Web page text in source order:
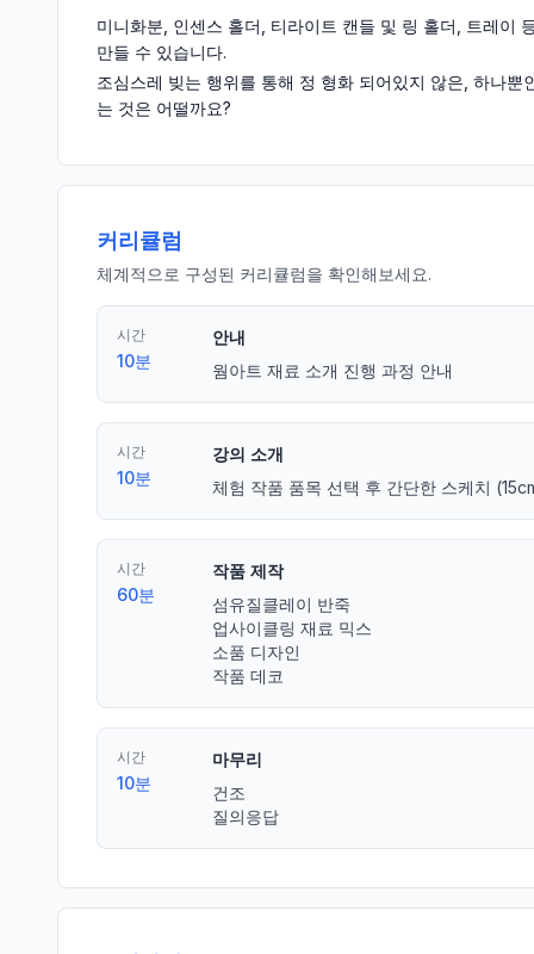
미니화분, 인센스 홀더, 티라이트 캔들 및 링 홀더, 트레이
만들 수 있습니다.
조심스레 빚는 행위를 통해 정 형화 되어있지 않은, 하나
는 것은 어떨까요?
커리큘럼
체계적으로 구성된 커리큘럼을 확인해보세요.
시간
10분
안내
웜아트 재료 소개 진행 과정 안내
시간
10분
강의 소개
체험 작품 품목 선택 후 간단한 스케치
시간
60분
작품 제작
섬유질클레이 반죽
업사이클링 재료 믹스
소품 디자인
작품 데코
시간
10분
마무리
건조
질의응답